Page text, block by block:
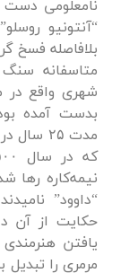
نامعلومی دست
“آنتونیو
بلافاصله فسخ
متاسفانه سنگ
شهری واقع در
بدست آمده
مدت ۲۵
نیمه‌کاره رها
“داوود”
حکایت از آن
یافتن
مرمری را تبدیل